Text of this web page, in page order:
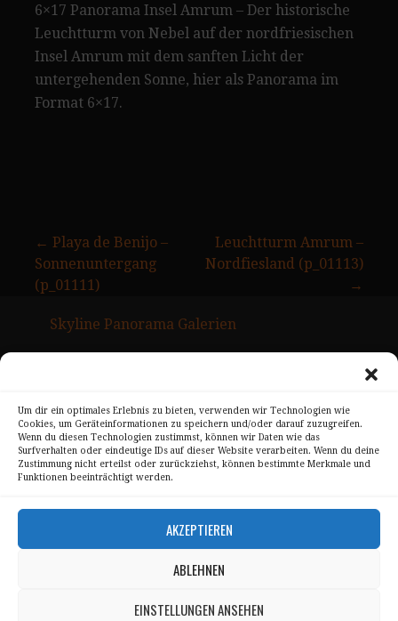
Um dir ein optimales Erlebnis zu bieten, verwenden wir Technologien wie
Cookies, um Geräteinformationen zu speichern und/oder darauf zuzugreifen.
Wenn du diesen Technologien zustimmst, können wir Daten wie das
Surfverhalten oder eindeutige IDs auf dieser Website verarbeiten. Wenn du deine
Zustimmung nicht erteilst oder zurückziehst, können bestimmte Merkmale und
Funktionen beeinträchtigt werden.
AKZEPTIEREN
ABLEHNEN
EINSTELLUNGEN ANSEHEN
6×17 Panorama Insel Amrum – Der historische
Leuchtturm von Nebel auf der nordfriesischen
Insel Amrum mit dem sanften Licht der
untergehenden Sonne, hier als Panorama im
Format 6×17.
Beitragsnavigation
← Playa de Benijo –
Sonnenuntergang
(p_01111)
Leuchtturm Amrum –
Nordfiesland (p_01113)
→
Skyline Panorama Galerien
Kontakt
Alle Bilder unterliegen dem Urheberrecht von
Sebastian Trandafir
All pictures © 2008 – 2026 by